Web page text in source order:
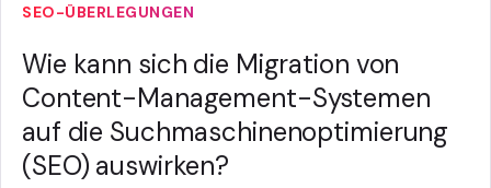
SEO-ÜBERLEGUNGEN
Wie kann sich die Migration von
Content-Management-Systemen
auf die Suchmaschinenoptimierung
(SEO) auswirken?